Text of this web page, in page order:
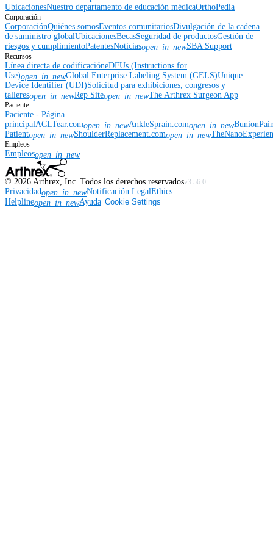
UbicacionesNuestro departamento de educación médicaOrthoPedia
Corporación
CorporaciónQuiénes somosEventos comunitariosDivulgación de la cadena
de suministro globalUbicacionesBecasSeguridad de productosGestión de
riesgos y cumplimientoPatentesNoticiasopen_in_newSBA Support
Recursos
Línea directa de codificacióneDFUs (Instructions for
Use)open_in_newGlobal Enterprise Labeling System (GELS)Unique
Device Identifier (UDI)Solicitud para exhibiciones, congresos y
talleresopen_in_newRep Siteopen_in_newThe Arthrex Surgeon App
Paciente
Paciente - Página
principalACLTear.comopen_in_newAnkleSprain.comopen_in_new
Patientopen_in_newShoulderReplacement.comopen_in_new
Empleos
Empleosopen_in_new
© 2026 Arthrex, Inc. Todos los derechos reservadosv3.56.0
Privacidadopen_in_newNotificación LegalEthics
Helplineopen_in_newAyuda Cookie Settings